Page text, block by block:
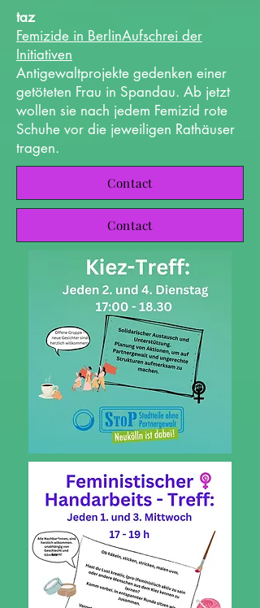
taz
Femizide in BerlinAufschrei der
Initiativen
Antigewaltprojekte gedenken einer
getöteten Frau in Spandau. Ab jetzt
wollen sie nach jedem Femizid rote
Schuhe vor die jeweiligen Rathäuser
tragen.
Contact
Contact